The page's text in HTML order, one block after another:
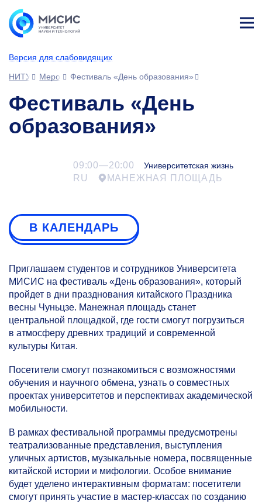
Версия для слабовидящих
НИТУ МИСИСМероприятияФестиваль «День образования»
Фестиваль «День
образования»
09:00—20:00 Университетская жизнь
RU МАНЕЖНАЯ ПЛОЩАДЬ
В КАЛЕНДАРЬ
Приглашаем студентов и сотрудников Университета
МИСИС на фестиваль «День образования», который
пройдет в дни празднования китайского Праздника
весны Чуньцзе. Манежная площадь станет
центральной площадкой, где гости смогут погрузиться
в атмосферу древних традиций и современной
культуры Китая.
Посетители смогут познакомиться с возможностями
обучения и научного обмена, узнать о совместных
проектах университетов и перспективах академической
мобильности.
В рамках фестивальной программы предусмотрены
театрализованные представления, выступления
уличных артистов, музыкальные номера, посвященные
китайской истории и мифологии. Особое внимание
будет уделено интерактивным форматам: посетители
смогут принять участие в мастер-классах по созданию